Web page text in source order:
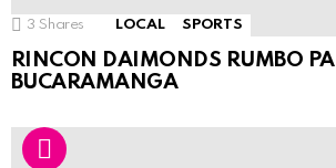
3 Shares LOCAL SPORTS
RINCON DAIMONDS RUMBO PA
BUCARAMANGA